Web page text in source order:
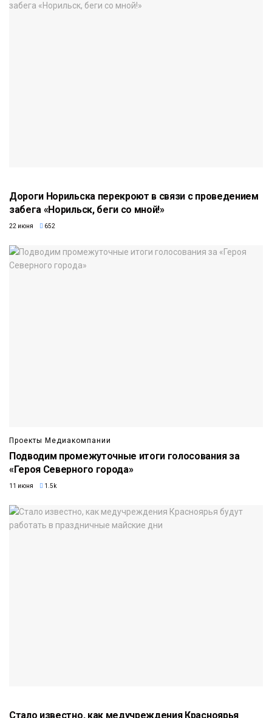
Дороги Норильска перекроют в связи с проведением
забега «Норильск, беги со мной!»
22 июня 652
Проекты Медиакомпании
Подводим промежуточные итоги голосования за
«Героя Северного города»
11 июня 1.5k
Стало известно, как медучреждения Красноярья